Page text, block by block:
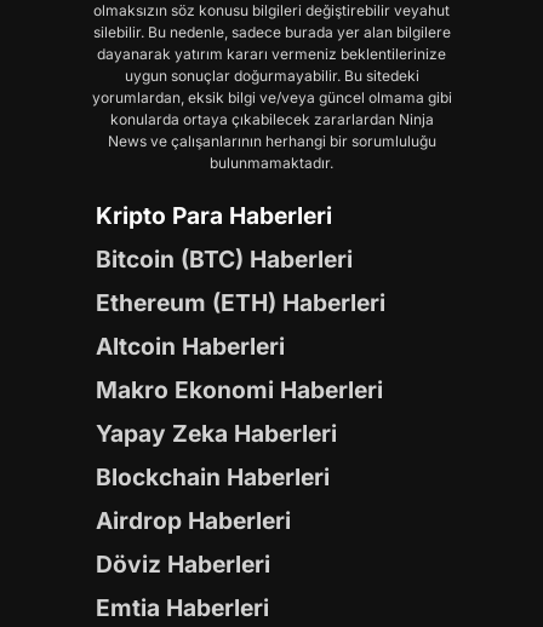
olmaksızın söz konusu bilgileri değiştirebilir veyahut
silebilir. Bu nedenle, sadece burada yer alan bilgilere
dayanarak yatırım kararı vermeniz beklentilerinize
uygun sonuçlar doğurmayabilir. Bu sitedeki
yorumlardan, eksik bilgi ve/veya güncel olmama gibi
konularda ortaya çıkabilecek zararlardan Ninja
News ve çalışanlarının herhangi bir sorumluluğu
bulunmamaktadır.
Kripto Para Haberleri
Bitcoin (BTC) Haberleri
Ethereum (ETH) Haberleri
Altcoin Haberleri
Makro Ekonomi Haberleri
Yapay Zeka Haberleri
Blockchain Haberleri
Airdrop Haberleri
Döviz Haberleri
Emtia Haberleri